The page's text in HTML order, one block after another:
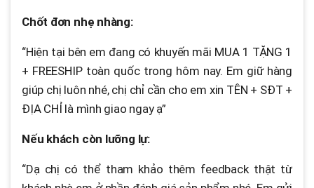
Chốt đơn nhẹ nhàng:
“Hiện tại bên em đang có khuyến mãi MUA 1 TẶNG 1
+ FREESHIP toàn quốc trong hôm nay. Em giữ hàng
giúp chị luôn nhé, chị chỉ cần cho em xin TÊN + SĐT +
ĐỊA CHỈ là mình giao ngay ạ”
Nếu khách còn lưỡng lự:
“Dạ chị có thể tham khảo thêm feedback thật từ